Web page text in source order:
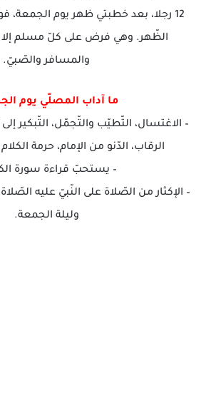
12 رجلا، بعد خطبتي ظهر يوم
الظّهر. وهي فرض على كلّ مسلم إلا
والمسافر والصّبيّ.
ما آداب المصلّي يوم
– الاغتسال، التّطيّب والتّجمّل، التّبكير
الرقاب، الدّنو من الإمام، حرمة
– يستحبّ قراءة سورة
– الإكثار من الصّلاة على النّبيّ عليه
وليلة الجمعة.